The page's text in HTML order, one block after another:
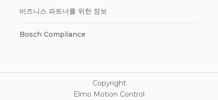
비즈니스 파트너를 위한 정보
Bosch Compliance
Copyright
Elmo Motion Control